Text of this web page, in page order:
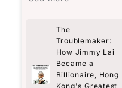
there. And it made
me realize how rare
that is.
There’s also this idea
in the book about
係滋味，更係背後嘅故
事同情感，呢本書帶俾
我嘅係親切的回憶。
life offers more than
just the story of a
man—it’s also a vivid
exploration of Hong
Kong’s history and
The
Troublemaker:
How Jimmy Lai
Became a
Billionaire, Hong
Kong's Greatest